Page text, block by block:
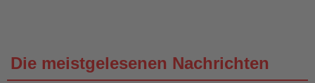
Die meistgelesenen Nachrichten